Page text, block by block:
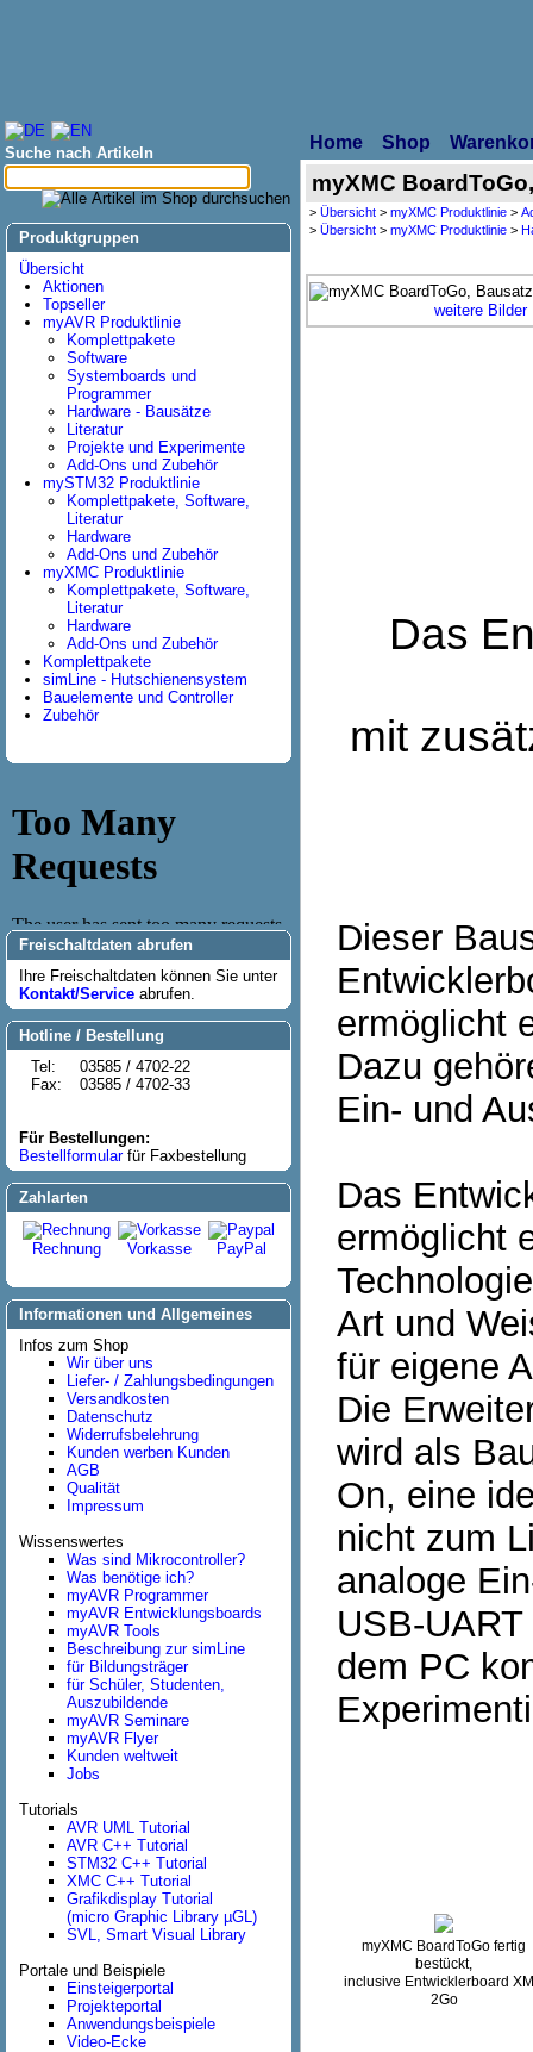
Suche nach Artikeln
Produktgruppen
Übersicht
Aktionen
Topseller
myAVR Produktlinie
Komplettpakete
Software
Systemboards und
Programmer
Hardware - Bausätze
Literatur
Projekte und Experimente
Add-Ons und Zubehör
mySTM32 Produktlinie
Komplettpakete, Software,
Literatur
Hardware
Add-Ons und Zubehör
myXMC Produktlinie
Komplettpakete, Software,
Literatur
Hardware
Add-Ons und Zubehör
Komplettpakete
simLine - Hutschienensystem
Bauelemente und Controller
Zubehör
Freischaltdaten abrufen
Ihre Freischaltdaten können Sie unter
Kontakt/Service abrufen.
Hotline / Bestellung
Tel:
Fax:
03585 / 4702-22
03585 / 4702-33
Für Bestellungen:
Bestellformularfür Faxbestellung
Zahlarten
Rechnung Vorkasse PayPal
Informationen und Allgemeines
Infos zum Shop
Wir über uns
Liefer- / Zahlungsbedingungen
Versandkosten
Datenschutz
Widerrufsbelehrung
Kunden werben Kunden
AGB
Qualität
Impressum
Wissenswertes
Was sind Mikrocontroller?
Was benötige ich?
myAVR Programmer
myAVR Entwicklungsboards
myAVR Tools
Beschreibung zur simLine
für Bildungsträger
für Schüler, Studenten,
Auszubildende
myAVR Seminare
myAVR Flyer
Kunden weltweit
Jobs
Tutorials
AVR UML Tutorial
AVR C++ Tutorial
STM32 C++ Tutorial
XMC C++ Tutorial
Grafikdisplay Tutorial
(micro Graphic Library µGL)
SVL, Smart Visual Library
Portale und Beispiele
Einsteigerportal
Projekteportal
Anwendungsbeispiele
Video-Ecke
Home Shop
myXMC
> Übersicht > myXMC Produktlinie >
> Übersicht > myXMC Produktlinie >
weitere Bilder
Das
mit
Dieser
ermöglicht
Dazu
Ein- und
Das
ermöglicht
Art und
für eigene
Die
wird als
On, eine
nicht zum
analoge
USB-
dem PC
myXMC BoardToGo fertig
bestückt,
inclusive Entwicklerboard
2Go